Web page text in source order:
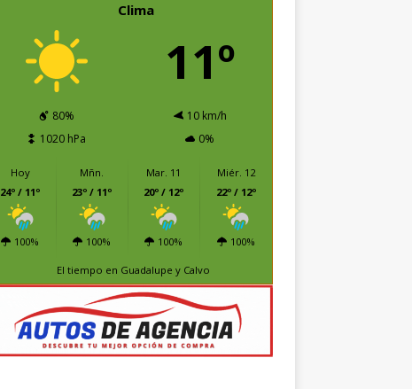
Clima
11º
80%
10 km/h
1020 hPa
0%
Hoy
24º / 11º
100%
Mñn.
23º / 11º
100%
Mar. 11
20º / 12º
100%
Miér. 12
22º / 12º
100%
El tiempo en Guadalupe y Calvo